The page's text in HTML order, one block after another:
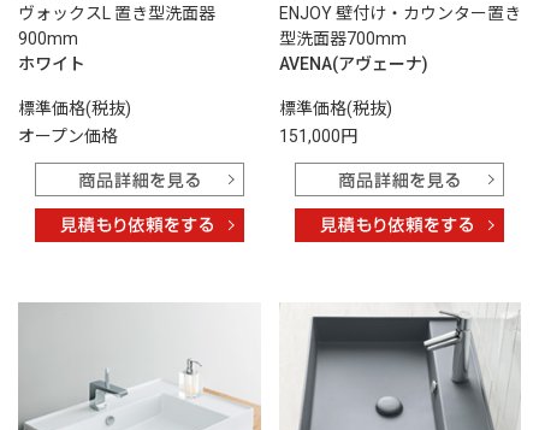
ヴォックスL 置き型洗面器
900mm
ホワイト
標準価格(税抜)
オープン価格
ENJOY 壁付け・カウンター置き
型洗面器700mm
AVENA(アヴェーナ)
標準価格(税抜)
151,000円